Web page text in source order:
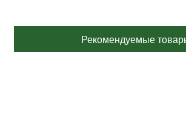
Рекомендуемые